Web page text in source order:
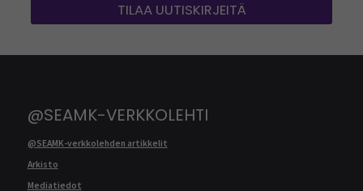
TILAA UUTISKIRJEITÄ
@SEAMK-VERKKOLEHTI
@SEAMK-verkkolehden artikkelit
Arkisto
Mediatiedot